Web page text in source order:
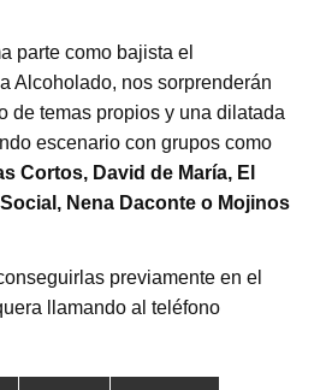
parte como bajista el
Alcoholado, nos sorprenderán
de temas propios y una dilatada
escenario con grupos como
Cortos, David de María, El
Nena Daconte o Mojinos
previamente en el
llamando al teléfono